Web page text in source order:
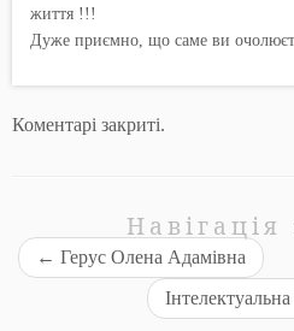
життя !!!
Дуже приємно, що саме ви
Коментарі закриті.
Навігація
← Герус Олена Адамівна